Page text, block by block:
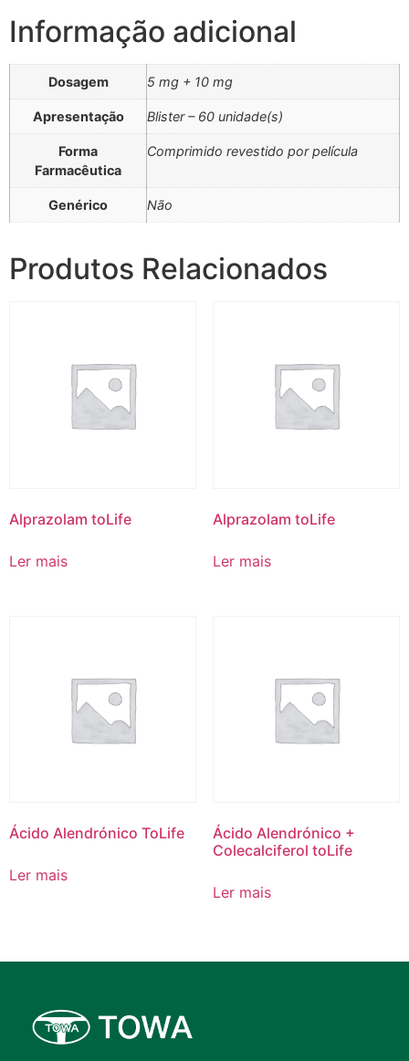
Informação adicional
Dosagem 5 mg + 10 mg
Apresentação Blister – 60 unidade(s)
Forma
Farmacêutica
Comprimido revestido por película
Genérico Não
Produtos Relacionados
Alprazolam toLife
Ler mais
Alprazolam toLife
Ler mais
Ácido Alendrónico ToLife
Ler mais
Ácido Alendrónico +
Colecalciferol toLife
Ler mais